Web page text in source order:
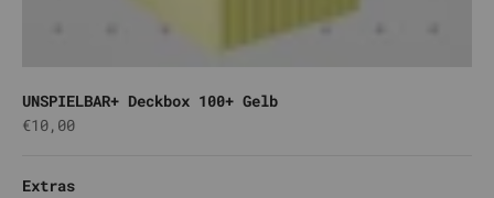
UNSPIELBAR+ Deckbox 100+ Gelb
Angebot
€10,00
Extras